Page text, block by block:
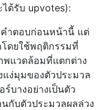
ด้รับ upvotes):
ำตอบก่อนหน้านี้ แต่
ดยใช้พฤติกรรมที่
พแวดล้อมที่แตกต่าง
แง่มุมของตัวประมวล
บางอย่างเป็นตัว
กับตัวประมวลผลล่วง